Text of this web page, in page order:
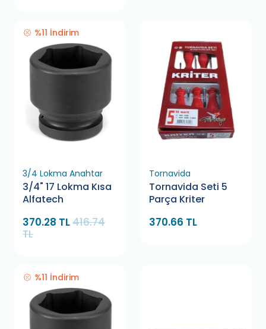
%11 İndirim
3/4 Lokma Anahtar
3/4" 17 Lokma Kısa
Alfatech
370.28 TL416.74
TL
Tornavida
Tornavida Seti 5
Parça Kriter
370.66 TL
%11 İndirim